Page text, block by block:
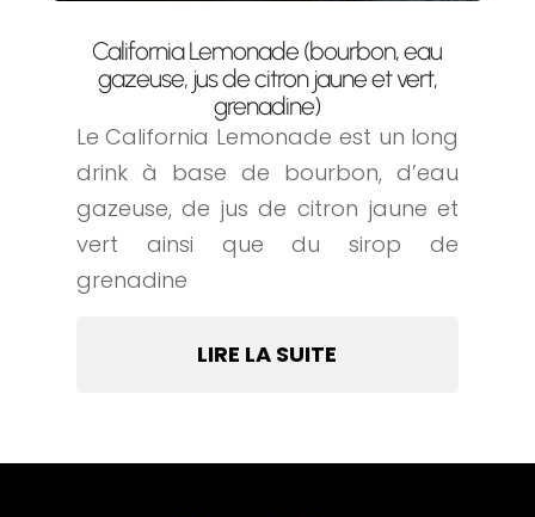
California Lemonade (bourbon, eau
gazeuse, jus de citron jaune et vert,
grenadine)
Le California Lemonade est un long
drink à base de bourbon, d’eau
gazeuse, de jus de citron jaune et
vert ainsi que du sirop de
grenadine
LIRE LA SUITE